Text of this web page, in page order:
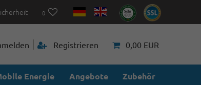
0
Registrieren 0,00 EUR
Energie Angebote Zubehör